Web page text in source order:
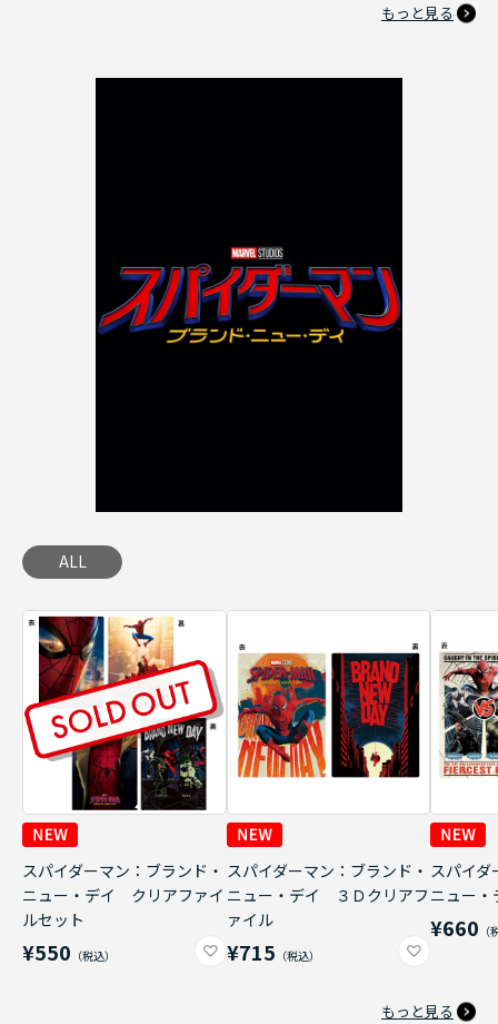
もっと見る
ALL
スパイダーマン：ブランド・
ニュー・デイ クリアファイ
ルセット
¥550
スパイダーマン：ブランド・
ニュー・デイ ３Ｄクリアフ
ァイル
¥715
スパイダ
ニュー
¥660
もっと見る